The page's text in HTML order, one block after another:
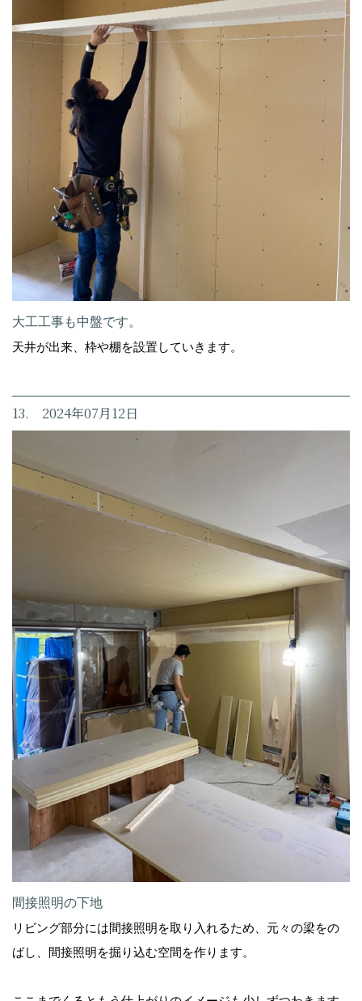
大工工事も中盤です。
天井が出来、枠や棚を設置していきます。
13. 2024年07月12日
間接照明の下地
リビング部分には間接照明を取り入れるため、元々の梁をの
ばし、間接照明を掘り込む空間を作ります。